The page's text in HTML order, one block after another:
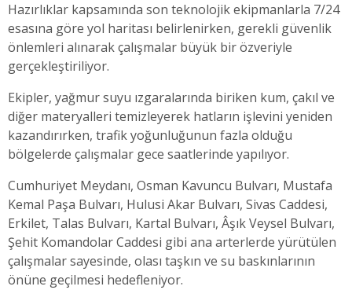
Hazırlıklar kapsamında son teknolojik ekipmanlarla 7/24
esasına göre yol haritası belirlenirken, gerekli güvenlik
önlemleri alınarak çalışmalar büyük bir özveriyle
gerçekleştiriliyor.
Ekipler, yağmur suyu ızgaralarında biriken kum, çakıl ve
diğer materyalleri temizleyerek hatların işlevini yeniden
kazandırırken, trafik yoğunluğunun fazla olduğu
bölgelerde çalışmalar gece saatlerinde yapılıyor.
Cumhuriyet Meydanı, Osman Kavuncu Bulvarı, Mustafa
Kemal Paşa Bulvarı, Hulusi Akar Bulvarı, Sivas Caddesi,
Erkilet, Talas Bulvarı, Kartal Bulvarı, Âşık Veysel Bulvarı,
Şehit Komandolar Caddesi gibi ana arterlerde yürütülen
çalışmalar sayesinde, olası taşkın ve su baskınlarının
önüne geçilmesi hedefleniyor.